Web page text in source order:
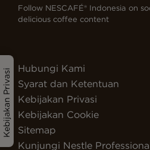
Kebijakan Privasi
Follow NESCAFÉ® Indonesia on
delicious coffee content
Hubungi Kami
Syarat dan Ketentuan
Kebijakan Privasi
Kebijakan Cookie
Sitemap
Kunjungi Nestle